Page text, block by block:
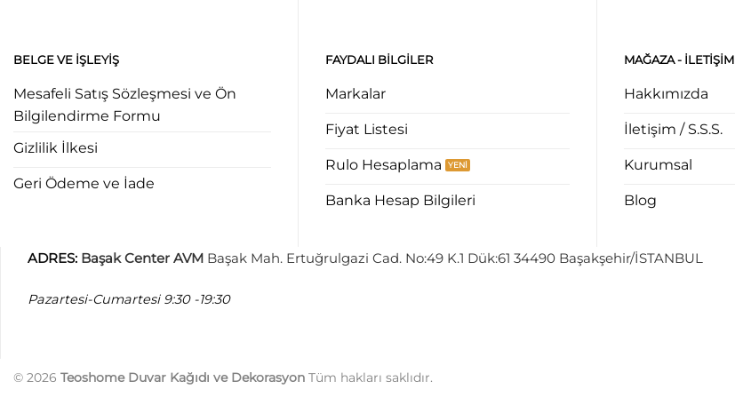
BELGE VE İŞLEYIŞ
Mesafeli Satış Sözleşmesi ve Ön
Bilgilendirme Formu
Gizlilik İlkesi
Geri Ödeme ve İade
FAYDALI BILGILER
Markalar
Fiyat Listesi
Rulo Hesaplama
Banka Hesap Bilgileri
MAĞAZA - ILETIŞIM
Hakkımızda
İletişim / S.S.S.
Kurumsal
Blog
ADRES: Başak Center AVM Başak Mah. Ertuğrulgazi Cad. No:49 K.1 Dük:61 34490 Başakşehir/İSTANBUL
Pazartesi-Cumartesi 9:30 -19:30
© 2026 Teoshome Duvar Kağıdı ve Dekorasyon Tüm hakları saklıdır.